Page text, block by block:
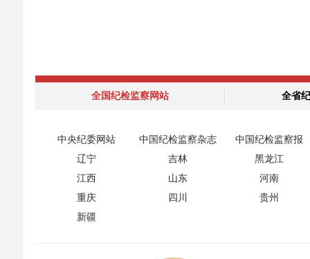
全国纪检监察网站 全省
中央纪委网站 中国纪检监察杂志
中国纪检监察报
辽宁
吉林
黑龙江
江西
山东
河南
重庆
四川
贵州
新疆